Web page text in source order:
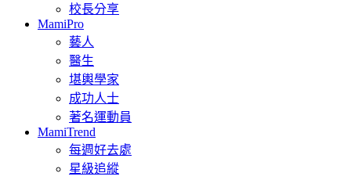
校長分享
MamiPro
藝人
醫生
堪輿學家
成功人士
著名運動員
MamiTrend
每週好去處
星級追縱